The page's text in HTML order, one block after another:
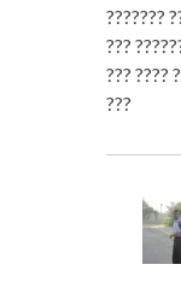
???????
???
??? ????
???